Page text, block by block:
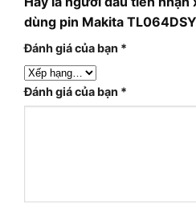
dùng pin Makita
Đánh giá của bạn *
Đánh giá của bạn *